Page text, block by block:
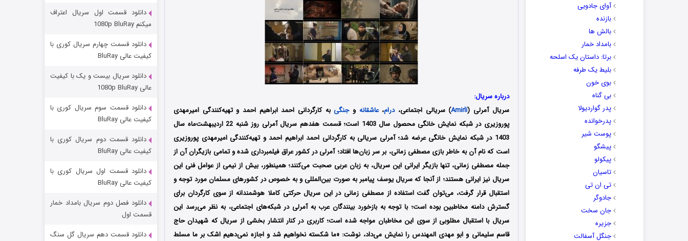
آوای جادویی
بازنده
بالش ها
بامداد خمار
برتا: داستان یک اسلحه
بلیط یک‌‌ طرفه
بوی خون
بی گناه
پدر گواردیولا
پدرخوانده
پوست شیر
پیشگو
پیکولو
تاسیان
تی ان تی
جادوگر
جان سخت
جزیره
جنگل آسفالت
درباره سریال:
سریال آمرلی (Amirli) سریالی اجتماعی،درام،عاشقانه وجنگیبه کارگردانی احمد ابراهیم احمد و تهیه‌کنندگی امیرمهدی
پوروزیری در شبکه نمایش خانگی محصول سال 1403 است؛ قسمت هفدهم سریال آمرلی روز شنبه 22 اردیبهشت‌ماه سال
1403 در شبکه نمایش خانگی عرضه شد؛ آمرلی سریالی به کارگردانی احمد ابراهیم احمد و تهیه‌کنندگی امیرمهدی پوروزیری
است که نام آن به خاطر بازی مصطفی زمانی، بر سر زبان‌ها افتاد؛ آمرلی در کشور عراق فیلمبرداری شده‌ و تمامی بازیگران آن از
جمله مصطفی زمانی، تنها بازیگر ایرانی این سریال، به زبان عربی صحبت می‌کنند؛ همینطور، بیش از نیمی از عوامل فنی این
سریال نیز ایرانی هستند؛ از آنجا که سریال یوسف پیامبر به صورت بین‌المللی و به خصوص در کشورهای مسلمان مورد توجه و
استقبال قرار گرفت، می‌توان گفت استفاده از مصطفی زمانی در این سریال حرکتی کاملا هوشمندانه از سوی کارگردان برای
گسترش دامنه مخاطبین بوده است؛ با توجه به بازخورد بینندگان عرب به آمرلی در شبکه‌های اجتماعی، به نظر می‌رسد این
سریال با استقبال مطلوبی از سوی این مخاطبان مواجه شده است؛ کاربری در کنار انتشار بخشی از سریال که شهیدان حاج
قاسم سلیمانی و ابو مهدی المهندس را نمایش می‌داد، نوشت: «ما شکسته نخواهیم شد و اجازه نمی‌دهیم اشک بر ما مسلط
مردگان متحرک: شهر مرده ۳
شکست استوارت در نجات جهان
قسمت 7 (زیرنویس) منتشر شد
دانلود قسمت اول سریال اعتراف
میکنم 1080p BluRay
دانلود قسمت چهارم سریال کوری با
کیفیت عالی BluRay
دانلود سریال بیست و یک با کیفیت
عالی 1080p BluRay
دانلود قسمت سوم سریال کوری با
کیفیت عالی BluRay
دانلود قسمت دوم سریال کوری با
کیفیت عالی BluRay
دانلود قسمت اول سریال کوری با
کیفیت عالی BluRay
دانلود فصل دوم سریال بامداد خمار
قسمت اول
دانلود قسمت دهم سریال گل سنگ